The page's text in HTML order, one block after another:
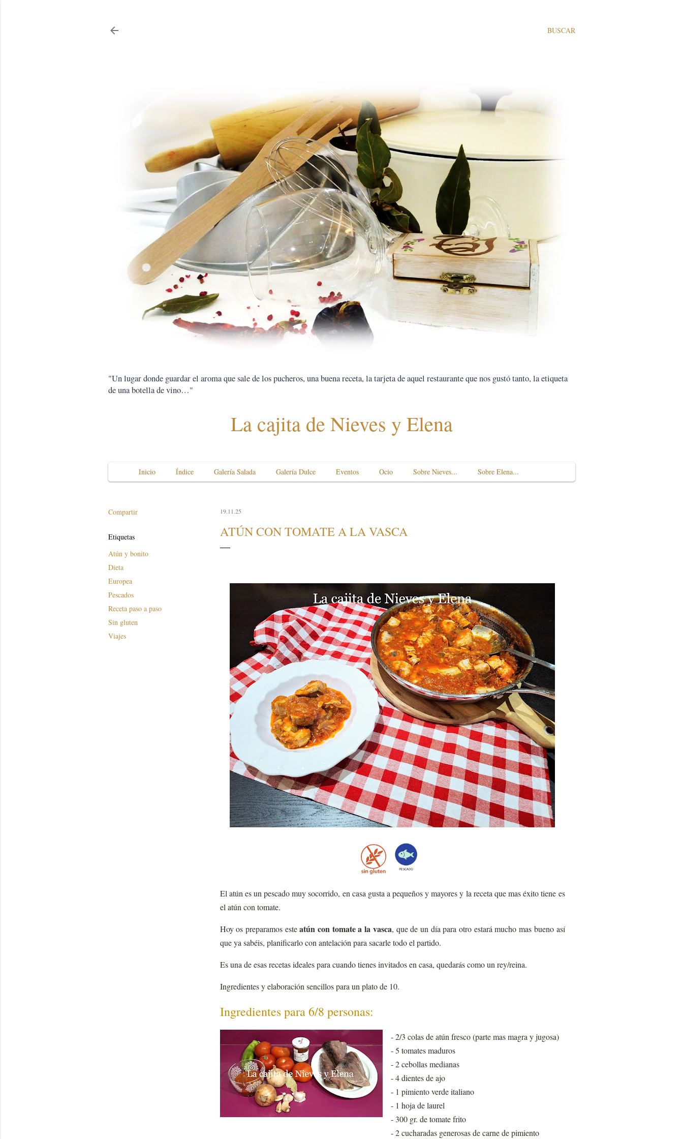
BUSCAR
"Un lugar donde guardar el aroma que sale de los pucheros, una buena receta, la tarjeta de aquel restaurante que nos gustó tanto, la etiqueta
de una botella de vino…"
La cajita de Nieves y Elena
Inicio Índice Galería Salada Galería Dulce Eventos Ocio Sobre Nieves... Sobre Elena...
Compartir
Etiquetas
Atún y bonito
Dieta
Europea
Pescados
Receta paso a paso
Sin gluten
Viajes
19.11.25
ATÚN CON TOMATE A LA VASCA
El atún es un pescado muy socorrido, en casa gusta a pequeños y mayores y la receta que mas éxito tiene es
el atún con tomate.
Hoy os preparamos esteatún con tomate a la vasca, que de un día para otro estará mucho mas bueno así
que ya sabéis, planificarlo con antelación para sacarle todo el partido.
Es una de esas recetas ideales para cuando tienes invitados en casa, quedarás como un rey/reina.
Ingredientes y elaboración sencillos para un plato de 10.
Ingredientes para 6/8 personas:
- 2/3 colas de atún fresco (parte mas magra y jugosa)
- 5 tomates maduros
- 2 cebollas medianas
- 4 dientes de ajo
- 1 pimiento verde italiano
- 1 hoja de laurel
- 300 gr. de tomate frito
- 2 cucharadas generosas de carne de pimiento